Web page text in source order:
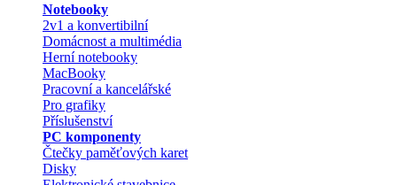
Notebooky
2v1 a konvertibilní
Domácnost a multimédia
Herní notebooky
MacBooky
Pracovní a kancelářské
Pro grafiky
Příslušenství
PC komponenty
Čtečky paměťových karet
Disky